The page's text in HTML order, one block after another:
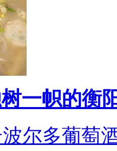
一帜的衡
尔多葡萄